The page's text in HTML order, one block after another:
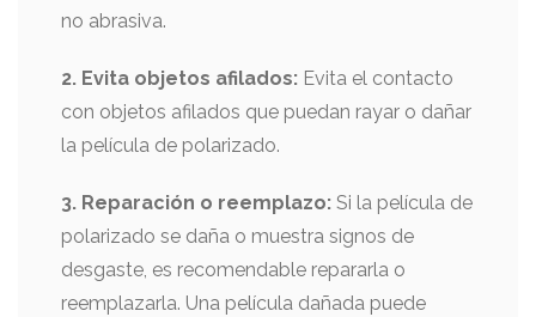
no abrasiva.
2. Evita objetos afilados: Evita el contacto
con objetos afilados que puedan rayar o dañar
la película de polarizado.
3. Reparación o reemplazo: Si la película de
polarizado se daña o muestra signos de
desgaste, es recomendable repararla o
reemplazarla. Una película dañada puede